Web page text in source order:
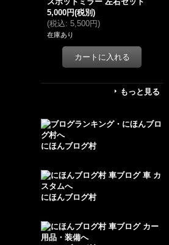
5,000円(税別)
(税込: 5,500円)
在庫あり
もっと見る
にほんブログ村
にほんブログ村